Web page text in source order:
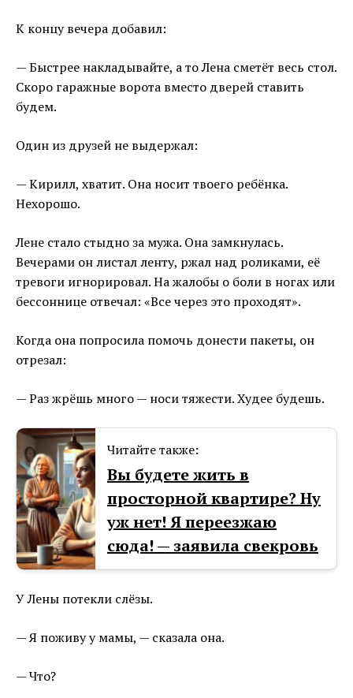
К концу вечера добавил:
— Быстрее накладывайте, а то Лена сметёт весь стол.
Скоро гаражные ворота вместо дверей ставить
будем.
Один из друзей не выдержал:
— Кирилл, хватит. Она носит твоего ребёнка.
Нехорошо.
Лене стало стыдно за мужа. Она замкнулась.
Вечерами он листал ленту, ржал над роликами, её
тревоги игнорировал. На жалобы о боли в ногах или
бессоннице отвечал: «Все через это проходят».
Когда она попросила помочь донести пакеты, он
отрезал:
— Раз жрёшь много — носи тяжести. Худее будешь.
Читайте также:
Вы будете жить в
просторной квартире? Ну
уж нет! Я переезжаю
сюда! — заявила свекровь
У Лены потекли слёзы.
— Я поживу у мамы, — сказала она.
— Что?